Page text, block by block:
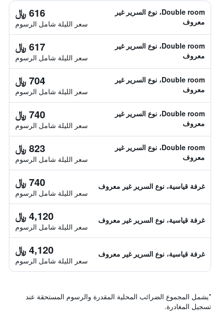
Double room، نوع السرير غير
معروف
616 ﷼
سعر الليلة شامل الرسوم
Double room، نوع السرير غير
معروف
617 ﷼
سعر الليلة شامل الرسوم
Double room، نوع السرير غير
معروف
704 ﷼
سعر الليلة شامل الرسوم
Double room، نوع السرير غير
معروف
740 ﷼
سعر الليلة شامل الرسوم
Double room، نوع السرير غير
معروف
823 ﷼
سعر الليلة شامل الرسوم
غرفة قياسية، نوع السرير غير معروف 740 ﷼
سعر الليلة شامل الرسوم
غرفة قياسية، نوع السرير غير معروف 4,120 ﷼
سعر الليلة شامل الرسوم
غرفة قياسية، نوع السرير غير معروف 4,120 ﷼
سعر الليلة شامل الرسوم
*يشمل المجموع الضرائب المحلية المقدرة والرسوم المستحقة عند
تسجيل المغادرة.